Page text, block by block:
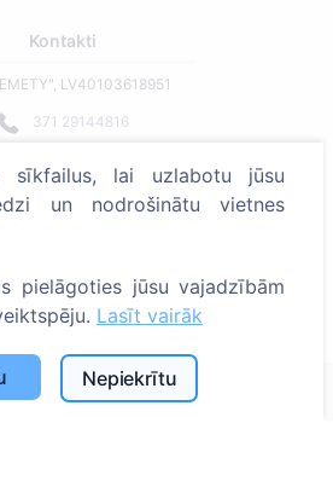
Kontakti
LV40103618951
371 29144816
visā Latvijā!
Administratoriem
Visas tiesības aizsargātas
politika un noteikumi.
sīkfailus, lai uzlabotu jūsu
un nodrošinātu vietnes
pielāgoties jūsu vajadzībām
Lasīt vairāk
Nepiekrītu